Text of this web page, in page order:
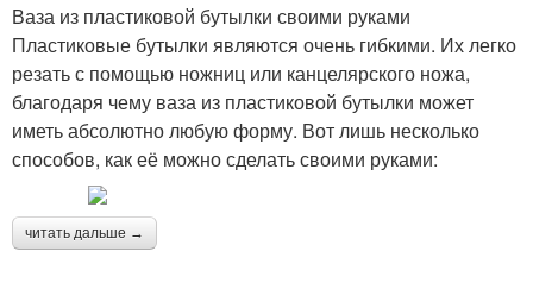
Ваза из пластиковой бутылки своими руками
Пластиковые бутылки являются очень гибкими. Их легко
резать с помощью ножниц или канцелярского ножа,
благодаря чему ваза из пластиковой бутылки может
иметь абсолютно любую форму. Вот лишь несколько
способов, как её можно сделать своими руками:
читать дальше →